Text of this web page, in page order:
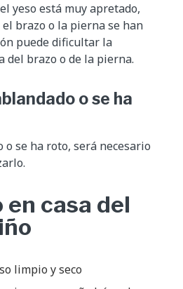
yeso está muy apretado,
brazo o la pierna se han
puede dificultar la
del brazo o de la pierna.
o se ha
o se ha roto, será necesario
en casa del
limpio y seco